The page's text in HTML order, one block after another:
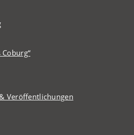
Veröffentlichungen